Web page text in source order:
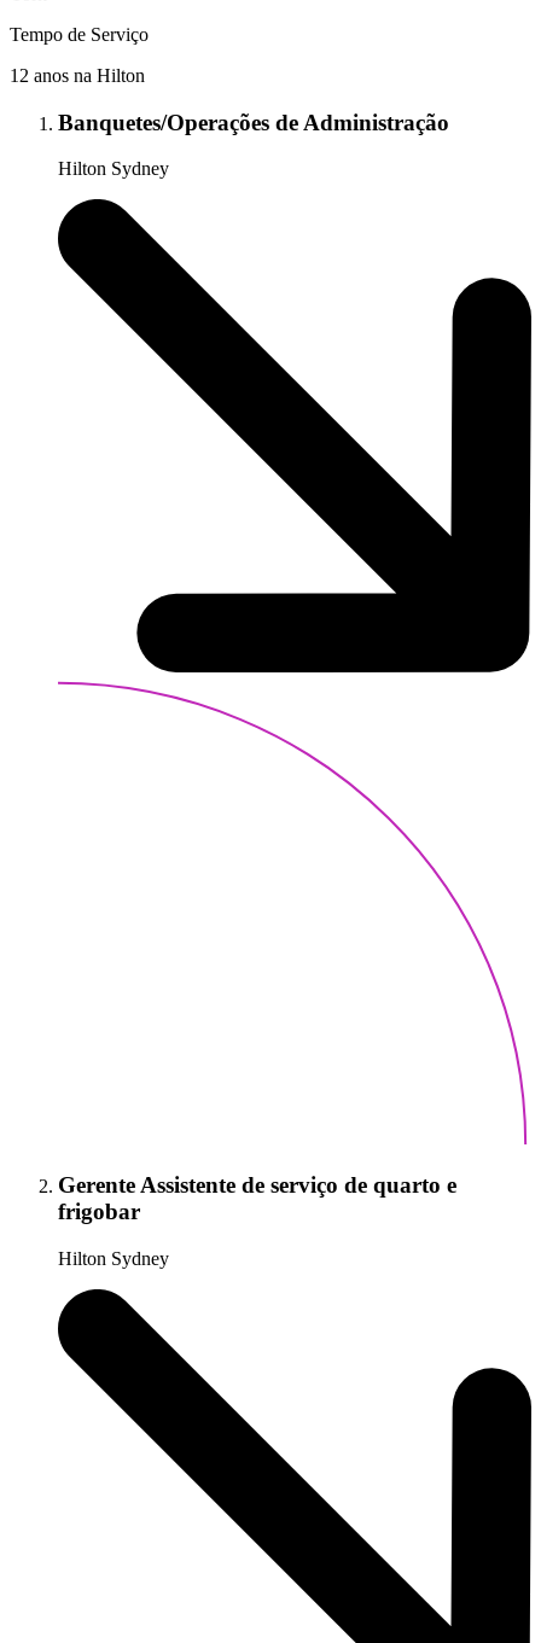
Tempo de Serviço
12 anos na Hilton
Banquetes/Operações de Administração
Hilton Sydney
Gerente Assistente de serviço de quarto e
frigobar
Hilton Sydney